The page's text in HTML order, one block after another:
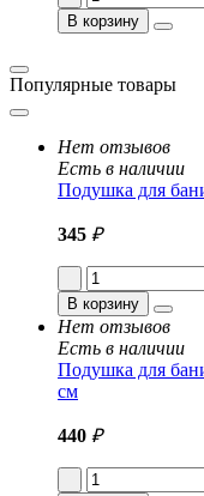
В корзину
Популярные товары
Нет отзывов
Есть в наличии
Подушка для
345 ₽
В корзину
Нет отзывов
Есть в наличии
Подушка для
см
440 ₽